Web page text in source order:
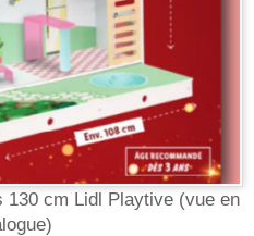
130 cm Lidl Playtive (vue en